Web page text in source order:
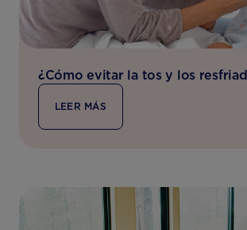
¿Cómo evitar la tos y los
LEER MÁS